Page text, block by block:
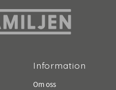
Information
Om oss